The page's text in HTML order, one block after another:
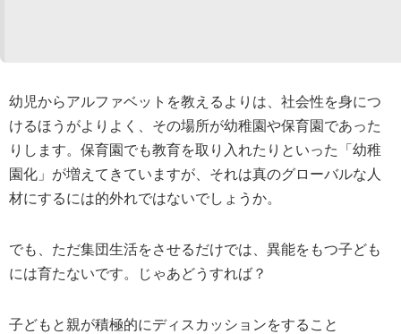
幼児からアルファベットを教えるよりは、社会性を身につ
けるほうがよりよく、その場所が幼稚園や保育園であった
りします。保育園でも教育を取り入れたりといった「幼稚
園化」が増えてきていますが、それは真のグローバルな人
材にするには的外れではないでしょうか。
でも、ただ集団生活をさせるだけでは、異能をもつ子ども
には育たないです。じゃあどうすれば？
子どもと親が積極的にディスカッションをすること